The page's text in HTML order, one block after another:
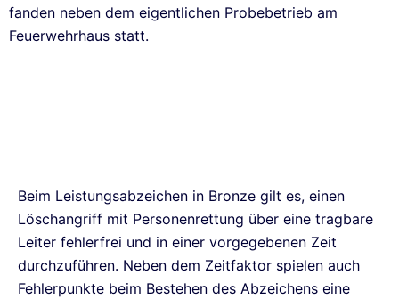
fanden neben dem eigentlichen Probebetrieb am
Feuerwehrhaus statt.
Beim Leistungsabzeichen in Bronze gilt es, einen
Löschangriff mit Personenrettung über eine tragbare
Leiter fehlerfrei und in einer vorgegebenen Zeit
durchzuführen. Neben dem Zeitfaktor spielen auch
Fehlerpunkte beim Bestehen des Abzeichens eine